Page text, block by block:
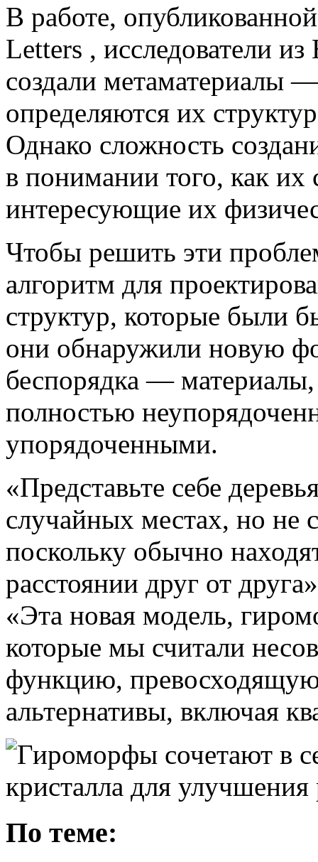
В работе,
Letters , исследователи
создали метаматериалы
определяются их
Однако сложность
в понимании того, как их
интересующие их
Чтобы решить эти
алгоритм для
структур, которые были
они обнаружили новую
беспорядка —
полностью
упорядоченными.
«Представьте себе
случайных местах, но не
поскольку обычно
расстоянии друг от
«Эта новая модель,
которые мы считали
функцию,
альтернативы, включая
По теме: